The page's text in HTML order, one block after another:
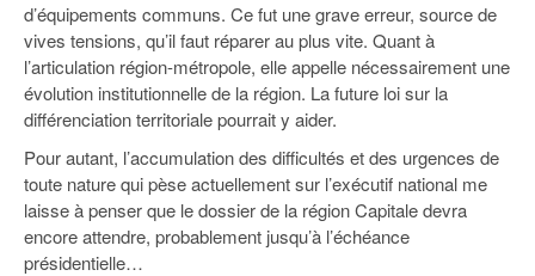
d’équipements communs. Ce fut une grave erreur, source de
vives tensions, qu’il faut réparer au plus vite. Quant à
l’articulation région-métropole, elle appelle nécessairement une
évolution institutionnelle de la région. La future loi sur la
différenciation territoriale pourrait y aider.
Pour autant, l’accumulation des difficultés et des urgences de
toute nature qui pèse actuellement sur l’exécutif national me
laisse à penser que le dossier de la région Capitale devra
encore attendre, probablement jusqu’à l’échéance
présidentielle…